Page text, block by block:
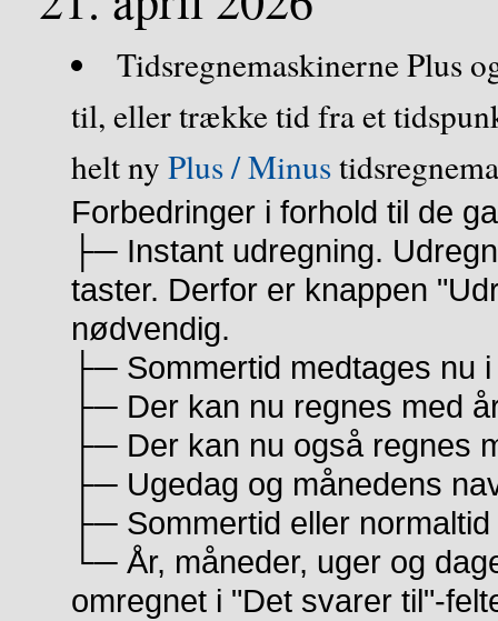
Tidsregnemaskinerne Plus
til, eller trække tid fra et
helt nyPlus / Minus
Forbedringer i forhold til de
├─ Instant udregning.
taster. Derfor er knappen
nødvendig.
├─ Sommertid medtages nu
├─ Der kan nu regnes med
├─ Der kan nu også regnes
├─ Ugedag og månedens
├─ Sommertid eller
└─ År, måneder, uger og
omregnet i "Det svarer til"-